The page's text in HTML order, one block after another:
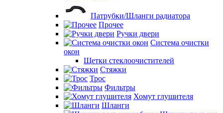
Патрубки/Шланги радиатора
Прочее
Ручки двери
Система очистки
окон
Щетки стеклоочистителей
Стяжки
Трос
Фильтры
Хомут глушителя
Шланги